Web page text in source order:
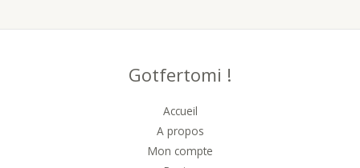
Gotfertomi !
Accueil
A propos
Mon compte